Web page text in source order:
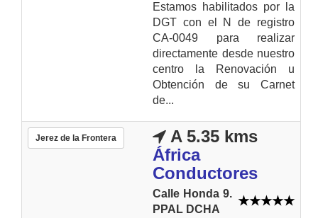
Estamos habilitados por la
DGT con el N de registro
CA-0049 para realizar
directamente desde nuestro
centro la Renovación u
Obtención de su Carnet
de...
Jerez de la Frontera
A 5.35 kms
África
Conductores
Calle Honda 9.
PPAL DCHA